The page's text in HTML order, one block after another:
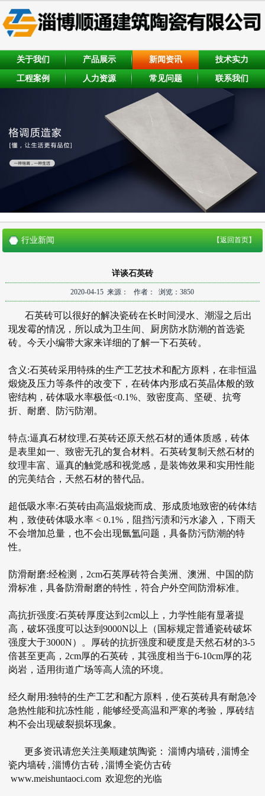
关于我们 产品展示 新闻资讯 技术实力
工程案例 人力资源 常见问题 联系我们
行业新闻 【返回首页】
详谈石英砖
2020-04-15 来源： 作者： 浏览：3850
石英砖可以很好的解决瓷砖在长时间浸水、潮湿之后出
现发霉的情况，所以成为卫生间、厨房防水防潮的首选瓷
砖。今天小编带大家来详细的了解一下石英砖。
含义:石英砖采用特殊的生产工艺技术和配方原料，在非恒温
煅烧及压力等条件的改变下，在砖体内形成石英晶体般的致
密结构，砖体吸水率极低<0.1%、致密度高、坚硬、抗弯
折、耐磨、防污防潮。
特点:逼真石材纹理,石英砖还原天然石材的通体质感，砖体
是表里如一、致密无孔的复合材料。石英砖复制天然石材的
纹理丰富、逼真的触觉感和视觉感，是装饰效果和实用性能
的完美结合，天然石材的替代品。
超低吸水率:石英砖由高温煅烧而成、形成质地致密的砖体结
构，致使砖体吸水率 < 0.1%，阻挡污渍和污水渗入，下雨天
不会增加总量，也不会出现氤氲问题，具备防污防潮的特
性。
防滑耐磨:经检测，2cm石英厚砖符合美洲、澳洲、中国的防
滑标准，具备防滑耐磨的特性，符合户外空间防滑标准。
高抗折强度:石英砖厚度达到2cm以上，力学性能有显著提
高，破坏强度可以达到9000N以上（国标规定普通瓷砖破坏
强度大于3000N）。厚砖的抗折强度和硬度是天然石材的3-5
倍甚至更高，2cm厚的石英砖，其强度相当于6-10cm厚的花
岗岩，适用街道广场等高人流的环境。
经久耐用:独特的生产工艺和配方原料，使石英砖具有耐急冷
急热性能和抗冻性能，能够经受高温和严寒的考验，厚砖结
构不会出现破裂损坏现象。
更多资讯请您关注美顺建筑陶瓷： 淄博内墙砖 , 淄博全
瓷内墙砖 , 淄博仿古砖 , 淄博全瓷仿古砖
www.meishuntaoci.com 欢迎您的光临